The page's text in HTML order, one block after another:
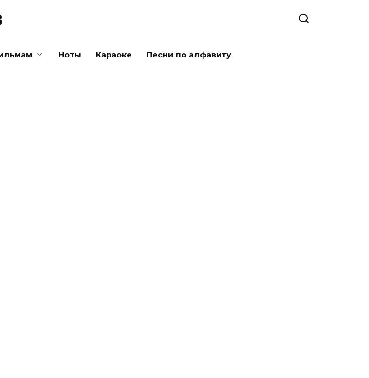
Ноты Караоке Песни по алфавиту